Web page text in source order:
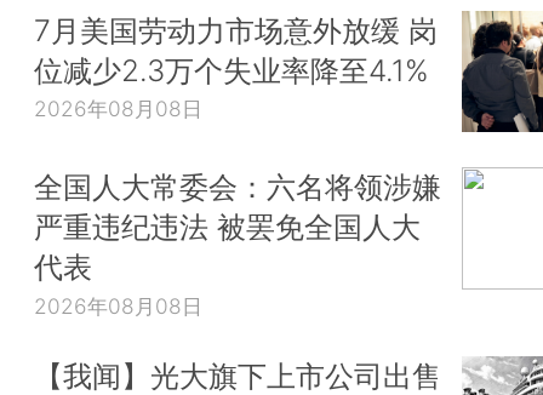
7月美国劳动力市场意外放缓 岗
位减少2.3万个失业率降至4.1%
2026年08月08日
全国人大常委会：六名将领涉嫌
严重违纪违法 被罢免全国人大
代表
2026年08月08日
【我闻】光大旗下上市公司出售